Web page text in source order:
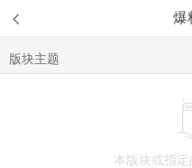
爆
版块主题
本版块或指